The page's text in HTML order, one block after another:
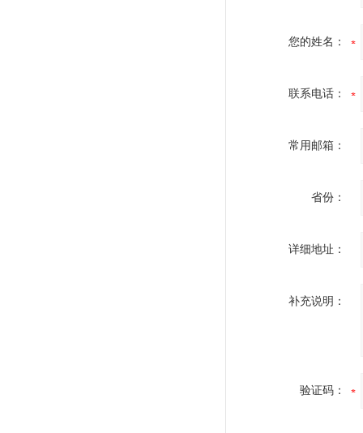
您的姓名：
联系电话：
常用邮箱：
省份：
详细地址：
补充说明：
验证码：